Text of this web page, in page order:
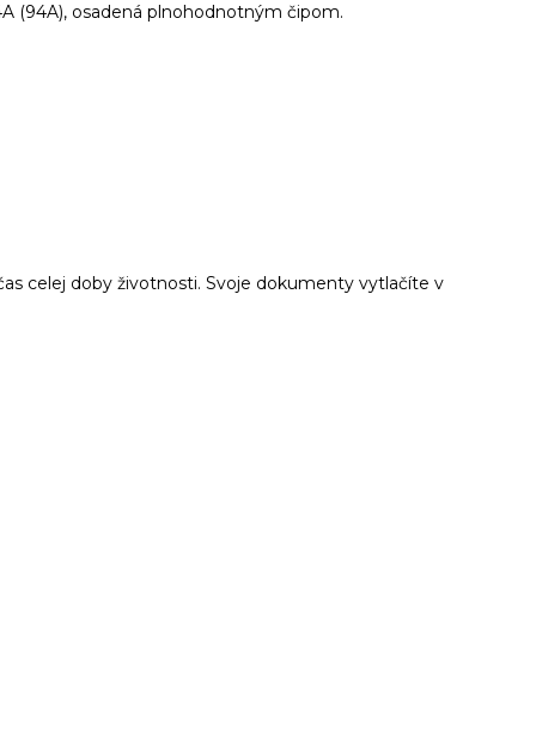
(94A), osadená plnohodnotným čipom.
celej doby životnosti. Svoje dokumenty vytlačíte v